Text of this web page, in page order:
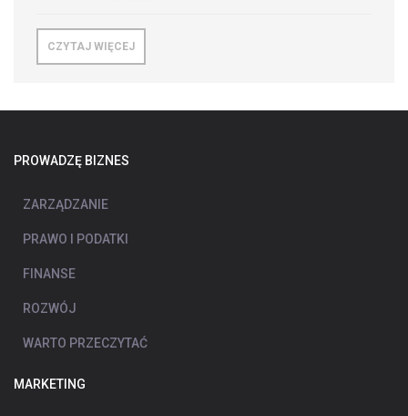
CZYTAJ WIĘCEJ
PROWADZĘ BIZNES
ZARZĄDZANIE
PRAWO I PODATKI
FINANSE
ROZWÓJ
WARTO PRZECZYTAĆ
MARKETING